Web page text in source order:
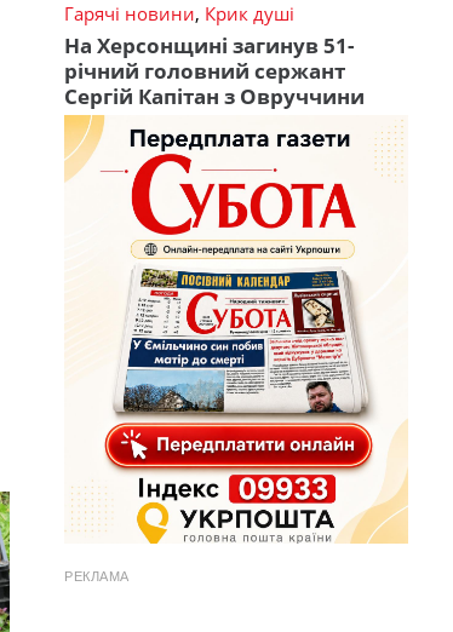
Гарячі новини, Крик душі
На Херсонщині загинув 51-
річний головний сержант
Сергій Капітан з Овруччини
РЕКЛАМА